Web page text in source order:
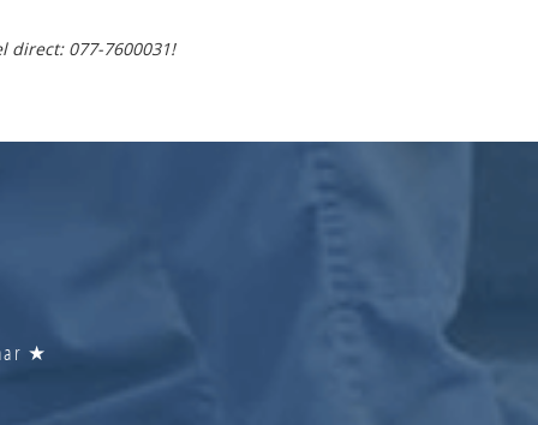
direct: 077-7600031!
★